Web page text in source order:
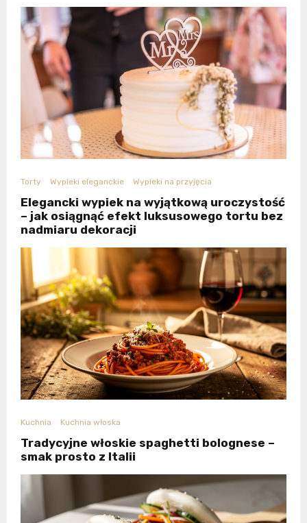
Torty Wypieki eleganckie Wypieki na przyjęcia
Elegancki wypiek na wyjątkową uroczystość
– jak osiągnąć efekt luksusowego tortu bez
nadmiaru dekoracji
Kuchnia Kuchnia włoska
Tradycyjne włoskie spaghetti bolognese –
smak prosto z Italii